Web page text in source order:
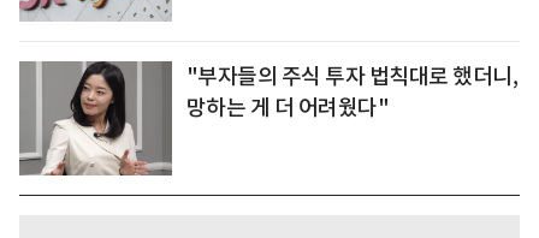
"부자들의 주식 투자 법칙대로 했더니,
망하는 게 더 어려웠다"